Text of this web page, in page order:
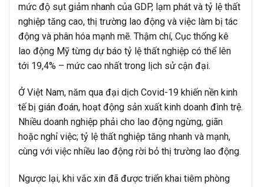
mức độ sụt giảm nhanh của GDP, lạm phát và tỷ lệ thất
nghiệp tăng cao, thị trường lao động và việc làm bị tác
động và phân hóa mạnh mẽ. Thậm chí, Cục thống kê
lao động Mỹ từng dự báo tỷ lệ thất nghiệp có thể lên
tới 19,4% – mức cao nhất trong lịch sử cận đại.
Ở Việt Nam, năm qua đại dịch Covid-19 khiến nền kinh
tế bị gián đoán, hoạt động sản xuất kinh doanh đình trệ.
Nhiều doanh nghiệp phải cho lao động ngừng, giãn
hoặc nghỉ việc; tỷ lệ thất nghiệp tăng nhanh và mạnh,
cùng với việc nhiều lao động rời bỏ thị trường lao động.
Ngược lại, khi vắc xin đã được triển khai tiêm phòng